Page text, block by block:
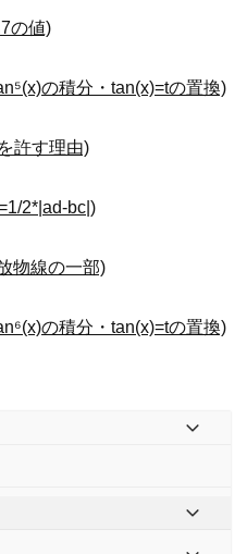
の値)
の積分・tan(x)=tの置換)
許す理由)
2*|ad-bc|)
物線の一部)
の積分・tan(x)=tの置換)